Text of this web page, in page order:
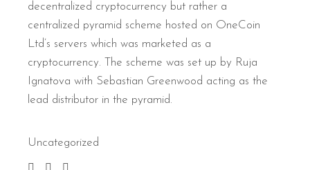
decentralized cryptocurrency but rather a
centralized pyramid scheme hosted on OneCoin
Ltd’s servers which was marketed as a
cryptocurrency. The scheme was set up by Ruja
Ignatova with Sebastian Greenwood acting as the
lead distributor in the pyramid.
Uncategorized